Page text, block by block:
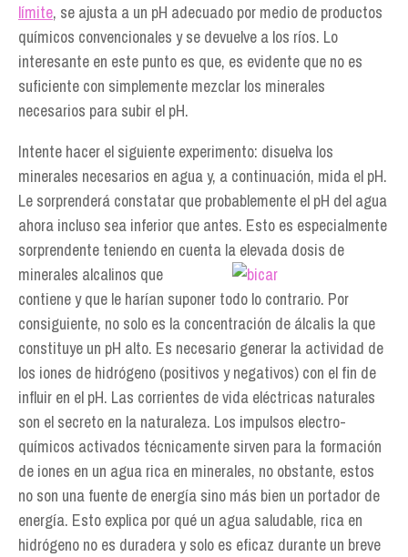
límite, se ajusta a un pH adecuado por medio de productos
químicos convencionales y se devuelve a los ríos. Lo
interesante en este punto es que, es evidente que no es
suficiente con simplemente mezclar los minerales
necesarios para subir el pH.
Intente hacer el siguiente experimento: disuelva los
minerales necesarios en agua y, a continuación, mida el pH.
Le sorprenderá constatar que probablemente el pH del agua
ahora incluso sea inferior que antes. Esto es especialmente
sorprendente teniendo en cuenta la elevada dosis de
minerales alcalinos que
contiene y que le harían suponer todo lo contrario. Por
consiguiente, no solo es la concentración de álcalis la que
constituye un pH alto. Es necesario generar la actividad de
los iones de hidrógeno (positivos y negativos) con el fin de
influir en el pH. Las corrientes de vida eléctricas naturales
son el secreto en la naturaleza. Los impulsos electro-
químicos activados técnicamente sirven para la formación
de iones en un agua rica en minerales, no obstante, estos
no son una fuente de energía sino más bien un portador de
energía. Esto explica por qué un agua saludable, rica en
hidrógeno no es duradera y solo es eficaz durante un breve